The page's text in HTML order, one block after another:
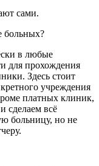
сами.
больных?
в любые
для прохождения
Здесь стоит
учреждения
платных клиник,
сделаем всё
больницу, но не